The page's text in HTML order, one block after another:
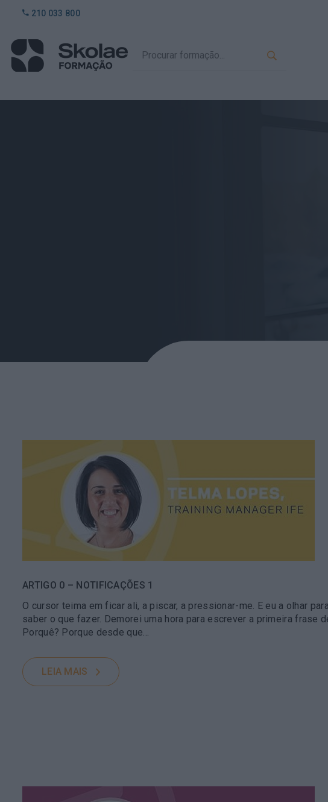
210 033 800
ARTIGO 0 – NOTIFICAÇÕES 1
O cursor teima em ficar ali, a piscar, a pressionar-me. E eu a olhar
saber o que fazer. Demorei uma hora para escrever a primeira frase
Porquê? Porque desde que…
LEIA MAIS